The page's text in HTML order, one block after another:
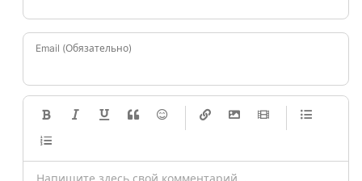
Email (Обязательно)
-
-
-
-
-